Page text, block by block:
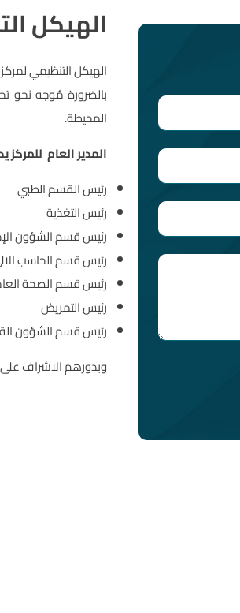
الهيكل
الهيكل التنظيمي
بالضرورة مُوجه نحو
المحيطة.
المدير العام
رئيس القسم الطبي
رئيس التغذية
رئيس قسم الشؤون
رئيس قسم الحاسب
رئيس قسم الصحة
رئيس التمريض
رئيس قسم الشؤون
وبدورهم الاشراف